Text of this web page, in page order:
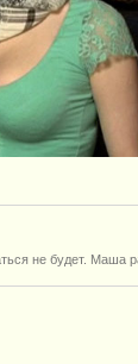
не будет. Маша